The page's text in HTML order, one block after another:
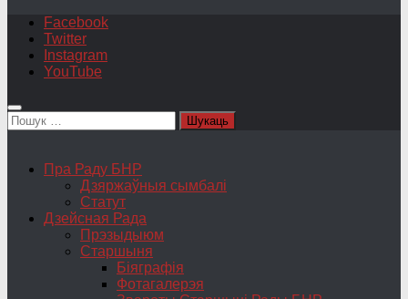
Facebook
Twitter
Instagram
YouTube
Пошук:
Пра Раду БНР
Дзяржаўныя сымбалі
Статут
Дзейсная Рада
Прэзыдыюм
Старшыня
Біяграфія
Фотагалерэя